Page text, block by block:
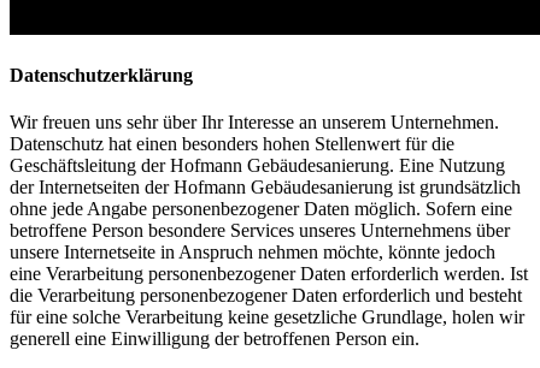
Datenschutzerklärung
Wir freuen uns sehr über Ihr Interesse an unserem Unternehmen.
Datenschutz hat einen besonders hohen Stellenwert für die
Geschäftsleitung der Hofmann Gebäudesanierung. Eine Nutzung
der Internetseiten der Hofmann Gebäudesanierung ist grundsätzlich
ohne jede Angabe personenbezogener Daten möglich. Sofern eine
betroffene Person besondere Services unseres Unternehmens über
unsere Internetseite in Anspruch nehmen möchte, könnte jedoch
eine Verarbeitung personenbezogener Daten erforderlich werden. Ist
die Verarbeitung personenbezogener Daten erforderlich und besteht
für eine solche Verarbeitung keine gesetzliche Grundlage, holen wir
generell eine Einwilligung der betroffenen Person ein.